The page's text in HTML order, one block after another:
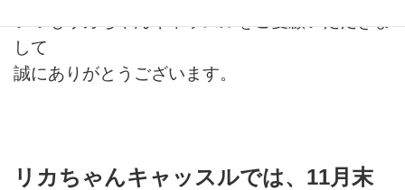
して
誠にありがとうございます。
リカちゃんキャッスルでは、11月末